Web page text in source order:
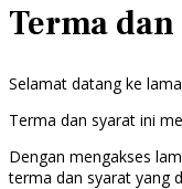
Terma
Selamat datang ke
Terma dan syarat ini
Dengan mengakses
terma dan syarat yang